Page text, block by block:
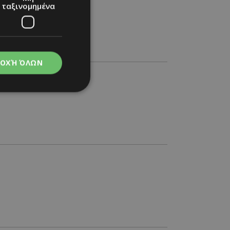
ταξινομημένα
ΌΛΩΝ
δηλαδή να
στον χρήστη